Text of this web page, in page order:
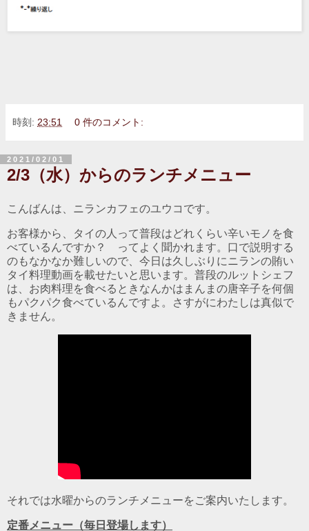
時刻: 23:51 0 件のコメント:
2021/02/01
2/3（水）からのランチメニュー
こんばんは、ニランカフェのユウコです。
お客様から、タイの人って普段はどれくらい辛いモノを食
べているんですか？ ってよく聞かれます。口で説明する
のもなかなか難しいので、今日は久しぶりにニランの賄い
タイ料理動画を載せたいと思います。普段のルットシェフ
は、お肉料理を食べるときなんかはまんまの唐辛子を何個
もパクパク食べているんですよ。さすがにわたしは真似で
きません。
それでは水曜からのランチメニューをご案内いたします。
定番メニュー（毎日登場します）